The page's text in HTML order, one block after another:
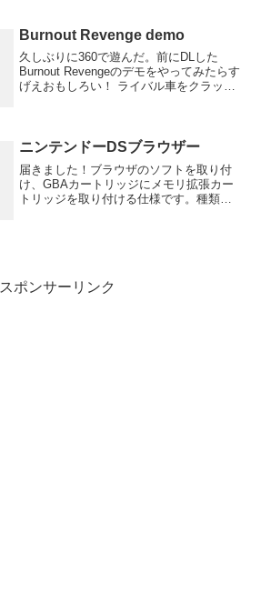
Burnout Revenge demo
久しぶりに360で遊んだ。前にDLした
Burnout Revengeのデモをやってみたらす
げえおもしろい！ ライバル車をクラッシ
開！ま...
ニンテンドーDSブラウザー
届きました！ブラウザのソフトを取り付
け、GBAカートリッジにメモリ拡張カー
トリッジを取り付ける仕様です。種類は
スポンサーリンク